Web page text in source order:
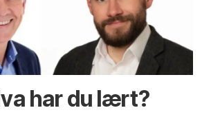
har du lært?